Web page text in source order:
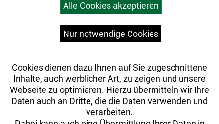
Versandkosten
Alle Cookies akzeptieren
Nur notwendige Cookies
Cookies dienen dazu Ihnen auf Sie zugeschnittene
Inhalte, auch werblicher Art, zu zeigen und unsere
Webseite zu optimieren. Hierzu übermitteln wir Ihre
Daten auch an Dritte, die die Daten verwenden und
verarbeiten.